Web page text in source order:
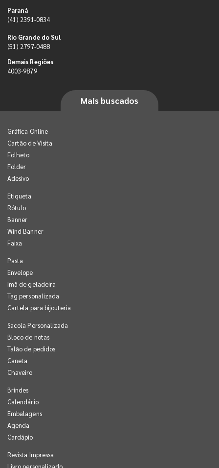
Paraná
(41) 2391-0834
Rio Grande do Sul
(51) 2797-0488
Demais Regiões
4003-9879
Mais buscados
Gráfica Online
Cartão de Visita
Folheto
Folder
Adesivo
Etiqueta
Rótulo
Banner
Wind Banner
Faixa
Pasta
Envelope
Imã de geladeira
Tag personalizada
Cartela para bijouteria
Sacola Personalizada
Bloco de notas
Talão de pedidos
Caneta
Chaveiro
Brindes
Calendário
Embalagens
Agenda
Cardápio
Revista Impressa